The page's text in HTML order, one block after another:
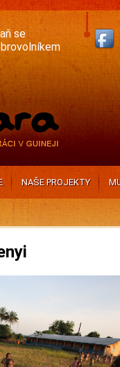
se
NAŠE PROJEKTY